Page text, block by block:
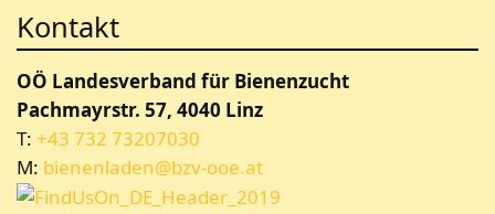
Kontakt
OÖ Landesverband für Bienenzucht
Pachmayrstr. 57, 4040 Linz
T: +43 732 73207030
M: bienenladen@bzv-ooe.at